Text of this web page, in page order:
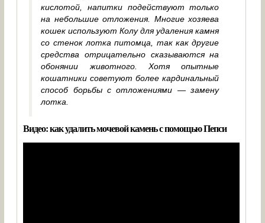
кислотой, напитки подействуют только
на небольшие отложения. Многие хозяева
кошек используют Колу для удаления камня
со стенок лотка питомца, так как другие
средства отрицательно сказываются на
обонянии животного. Хотя опытные
кошатники советуют более кардинальный
способ борьбы с отложениями — замену
лотка.
Видео: как удалить мочевой камень с помощью Пепси